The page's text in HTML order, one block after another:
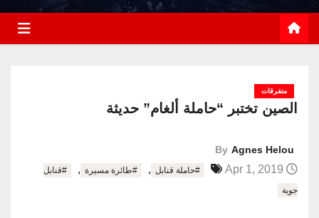
متفرقات
الصين تختبر “حاملة ألغام” حديثة
By Agnes Helou
#حاملة قنابل , #طائرة مسيرة ,
#قنابل
جوية